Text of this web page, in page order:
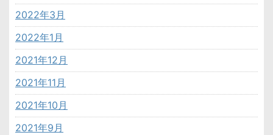
2022年3月
2022年1月
2021年12月
2021年11月
2021年10月
2021年9月